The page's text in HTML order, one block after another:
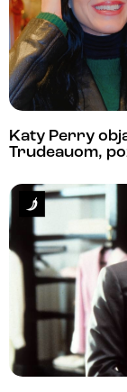
Katy Perry
Trudeauom,